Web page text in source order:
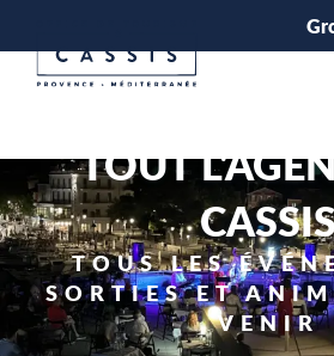
contenu
TOUT
TOUS LES
SORTIES ET
VENIR